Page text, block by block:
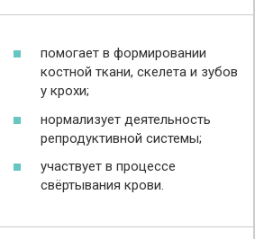
помогает в формировании
костной ткани, скелета и зубов
у крохи;
нормализует деятельность
репродуктивной системы;
участвует в процессе
свёртывания крови.